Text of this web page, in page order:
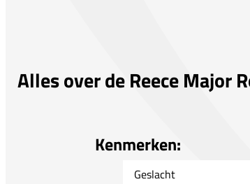
Alles over de Reece Major
Kenmerken:
Geslacht